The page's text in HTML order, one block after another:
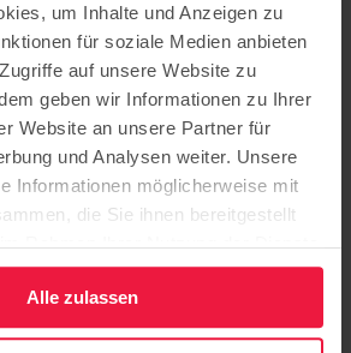
um Inhalte und Anzeigen zu
für soziale Medien anbieten
auf unsere Website zu
geben wir Informationen zu Ihrer
Website an unsere Partner für
und Analysen weiter. Unsere
Informationen möglicherweise mit
die Sie ihnen bereitgestellt
Rahmen Ihrer Nutzung der Dienste
Alle zulassen
Potsdam
Potsdam